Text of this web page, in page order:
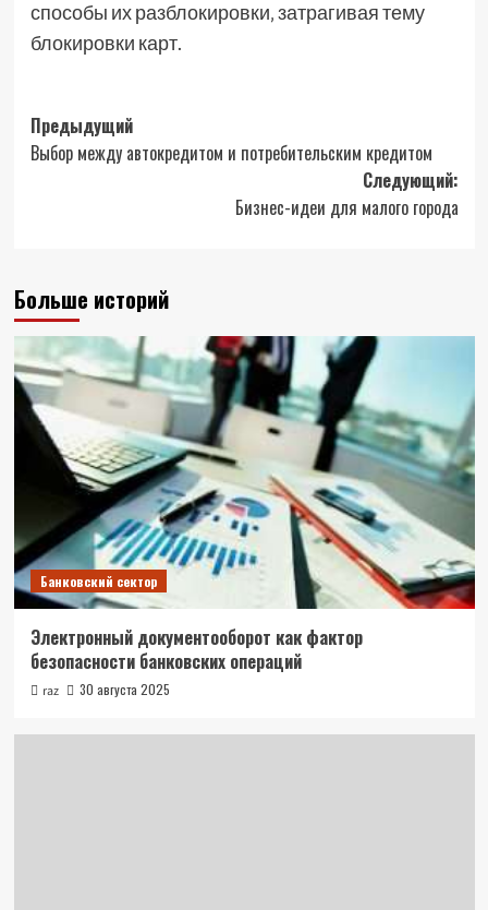
способы их разблокировки‚ затрагивая тему
блокировки карт.
Навигация
записи
Предыдущий
Выбор между автокредитом и потребительским кредитом
Следующий:
Бизнес-идеи для малого города
Больше историй
Банковский сектор
Электронный документооборот как фактор
безопасности банковских операций
raz 30 августа 2025